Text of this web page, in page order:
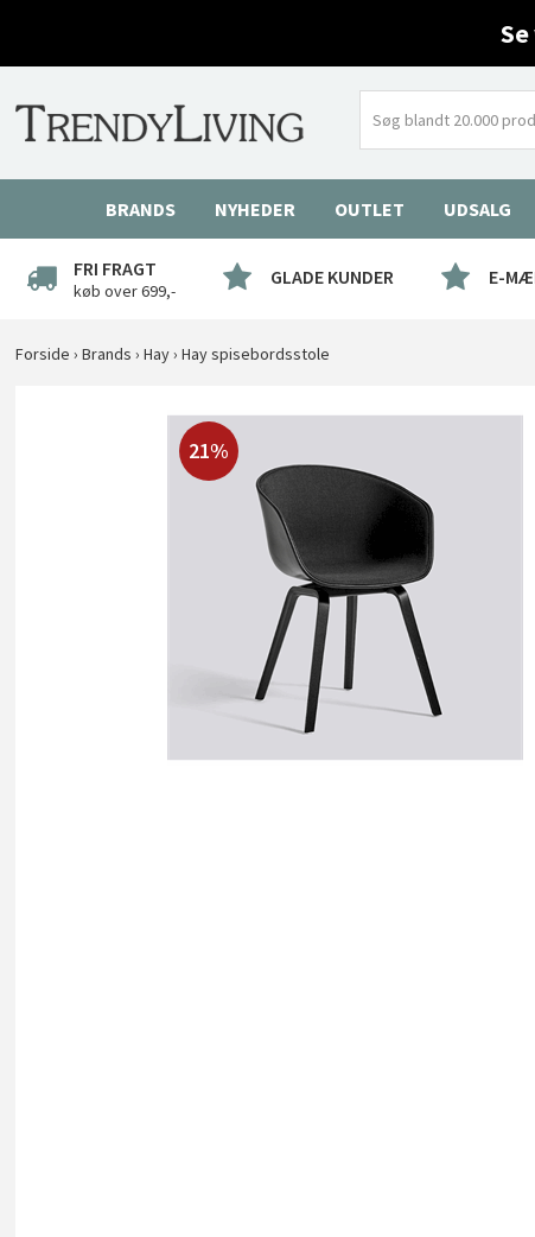
BRANDS NYHEDER OUTLET UDSALG
FRI FRAGT
køb over 699,-
GLADE KUNDER E-
Forside ›Brands ›Hay›Hay spisebordsstole
21%